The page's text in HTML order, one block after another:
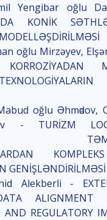
Yengibar oğlu
KONİK
oğlu Mirzəyev,
oğlu Əhmәdov,
- TURİZM
GENİŞLƏNDİRİLMƏSİ
Alekberli -
ALIGNMENT
AND REGULATORY